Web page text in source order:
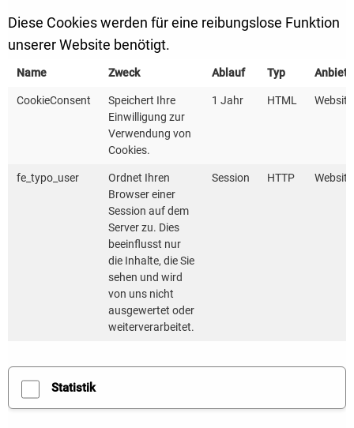
Terminen gehen unsere Referentinnen und
Referenten dabei auf jeweils unterschiedliche
Themenbereiche des novellierten KlimaG BW ein und
stehen Ihnen darüber hinaus für Fragen zur
liegt der Fokus von
Uhrauf der Eignungsprüfung sowie der
verkürzten
. Denn mit dem Wärmeplanungsgesetz
wurde die Eignungsprüfung als neue Phase eingeführt
- ein Schritt, der im bisher geltenden KlimaG BW noch
nicht vorgesehen war. In dieser Veranstaltung
erfahren Sie, wie die Eignungsprüfung abläuft, nach
welchen Kriterien geprüft wird, welche Teilgebiete
sich für eine verkürzte Planung eignen und was das
Hier finden Sie die Folien zum Download.
Diese Cookies werden für eine reibungslose Funktion
unserer Website benötigt.
Name Zweck Ablauf Typ
CookieConsent
Speichert Ihre
Einwilligung zur
Verwendung von
Cookies.
1 Jahr HTML Website
fe_typo_user
Ordnet Ihren
Browser einer
Session auf dem
Server zu. Dies
beeinflusst nur
die Inhalte, die Sie
sehen und wird
von uns nicht
ausgewertet oder
weiterverarbeitet.
Session HTTP Website
Statistik